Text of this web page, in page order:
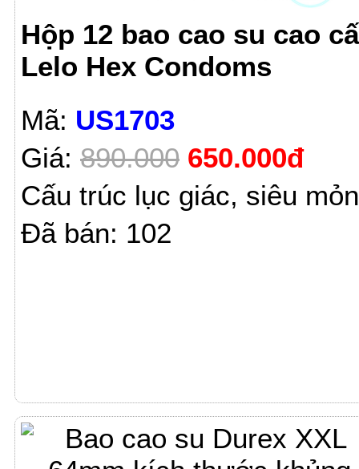
Hộp 12 bao cao su cao
Lelo Hex Condoms
Mã: US1703
Giá: 890.000 650.000đ
Cấu trúc lục giác, siêu
Đã bán: 102